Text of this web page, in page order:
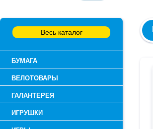
Весь каталог
БУМАГА
ВЕЛОТОВАРЫ
ГАЛАНТЕРЕЯ
ИГРУШКИ